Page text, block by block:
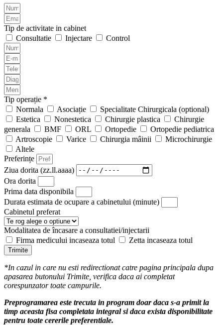
Tip de activitate in cabinet
Consultatie
Injectare Control
Tip operație *
Normala
Asociație
Specialitate Chirurgicala (optional)
Estetica
Nonestetica Chirurgie plastica
Chirurgie
generala
BMF ORL Ortopedie
Ortopedie pediatrica
Artroscopie
Varice Chirurgia mâinii
Microchirurgie
Altele
Preferințe
Ziua dorita (zz.ll.aaaa)
Ora dorita
Prima data disponibila
Durata estimata de ocupare a cabinetului (minute)
Cabinetul preferat
Modalitatea de încasare a consultatiei/injectarii
Firma medicului incaseaza totul
Zetta incaseaza totul
Trimite
*In cazul in care nu esti redirectionat catre pagina principala dupa
apasarea butonului Trimite, verifica daca ai completat
corespunzator toate campurile.
Preprogramarea este trecuta in program doar daca s-a primit la
timp aceasta fisa completata integral si daca exista disponibilitate
pentru toate cererile preferentiale.